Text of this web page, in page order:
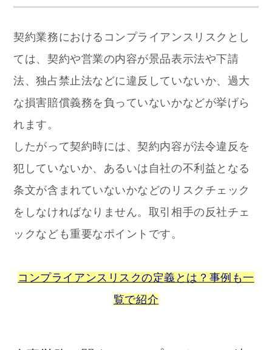
契約業務におけるコンプライアンスリスクとし
ては、契約や営業の内容が景品表示法や下請
法、独占禁止法などに違反していないか、過大
な損害賠償義務を負っていないかなどが挙げら
れます。
したがって契約時には、契約内容が法令違反を
犯していないか、あるいは自社の不利益となる
条文が含まれていないかなどのリスクチェック
をしなければなりません。取引相手の反社チェ
ックなども重要なポイントです。
コンプライアンスリスクの定義とは？事例も一
覧で紹介